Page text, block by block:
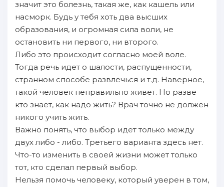
значит это болезнь, такая же, как кашель или
насморк. Будь у тебя хоть два высших
образования, и огромная сила воли, не
остановить ни первого, ни второго.
Либо это происходит согласно моей воле.
Тогда речь идет о шалости, распущенности,
странном способе развлечься и т.д. Наверное,
такой человек неправильно живет. Но разве
кто знает, как надо жить? Врач точно не должен
никого учить жить.
Важно понять, что выбор идет только между
двух либо - либо. Третьего варианта здесь нет.
Что-то изменить в своей жизни может только
тот, кто сделал первый выбор.
Нельзя помочь человеку, который уверен в том,